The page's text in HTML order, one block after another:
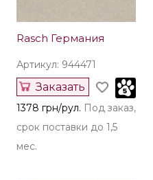
Rasch Германия
Артикул: 944471
Заказать
1378 грн/рул. Под заказ,
срок поставки до 1,5
мес.